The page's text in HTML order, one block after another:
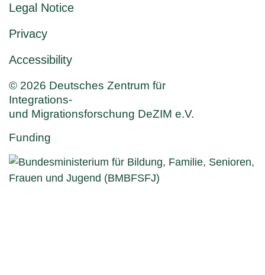
Legal Notice
Privacy
Accessibility
© 2026 Deutsches Zentrum für
Integrations-
und Migrationsforschung DeZIM e.V.
Funding